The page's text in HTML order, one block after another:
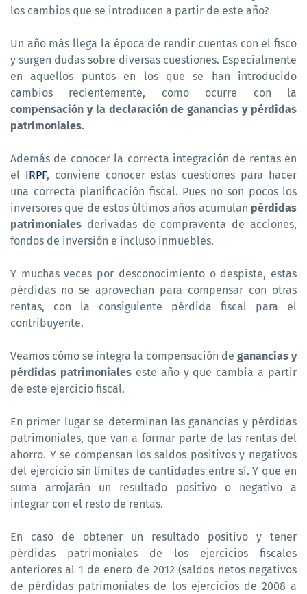
los cambios que se introducen a partir de este año?
Un año más llega la época de rendir cuentas con el fisco
y surgen dudas sobre diversas cuestiones. Especialmente
en aquellos puntos en los que se han introducido
cambios recientemente, como ocurre con la
compensación y la declaración de ganancias y pérdidas
patrimoniales.
Además de conocer la correcta integración de rentas en
el IRPF, conviene conocer estas cuestiones para hacer
una correcta planificación fiscal. Pues no son pocos los
inversores que de estos últimos años acumulan pérdidas
patrimoniales derivadas de compraventa de acciones,
fondos de inversión e incluso inmuebles.
Y muchas veces por desconocimiento o despiste, estas
pérdidas no se aprovechan para compensar con otras
rentas, con la consiguiente pérdida fiscal para el
contribuyente.
Veamos cómo se integra la compensación de ganancias y
pérdidas patrimonialeseste año y que cambia a partir
de este ejercicio fiscal.
En primer lugar se determinan las ganancias y pérdidas
patrimoniales, que van a formar parte de las rentas del
ahorro. Y se compensan los saldos positivos y negativos
del ejercicio sin límites de cantidades entre sí. Y que en
suma arrojarán un resultado positivo o negativo a
integrar con el resto de rentas.
En caso de obtener un resultado positivo y tener
pérdidas patrimoniales de los ejercicios fiscales
anteriores al 1 de enero de 2012 (saldos netos negativos
de pérdidas patrimoniales de los ejercicios de 2008 a